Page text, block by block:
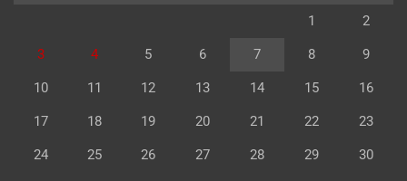
1 2
3 4 5 6 7 8 9
10 11 12 13 14 15 16
17 18 19 20 21 22 23
24 25 26 27 28 29 30